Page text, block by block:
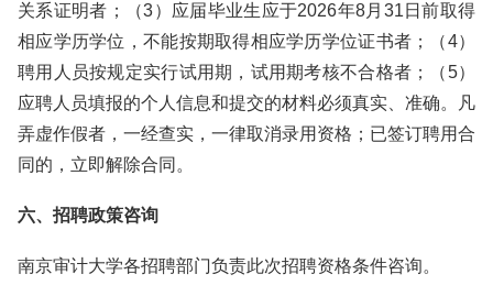
关系证明者；（3）应届毕业生应于2026年8月31日前取得
相应学历学位，不能按期取得相应学历学位证书者；（4）
聘用人员按规定实行试用期，试用期考核不合格者；（5）
应聘人员填报的个人信息和提交的材料必须真实、准确。凡
弄虚作假者，一经查实，一律取消录用资格；已签订聘用合
同的，立即解除合同。
六、招聘政策咨询
南京审计大学各招聘部门负责此次招聘资格条件咨询。